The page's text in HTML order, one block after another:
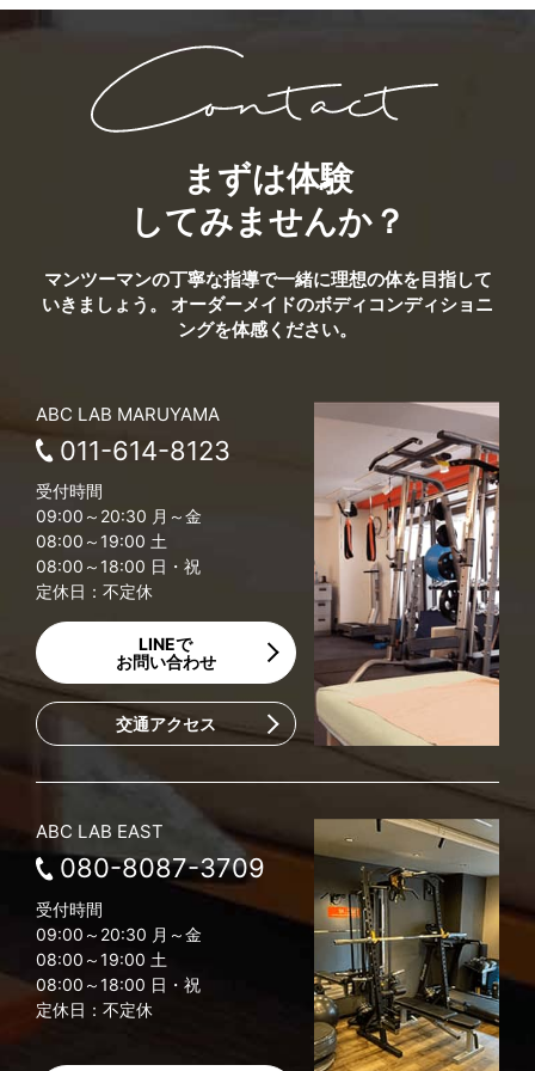
まずは体験
してみませんか？
マンツーマンの丁寧な指導で一緒に理想の体を目指して
いきましょう。
オーダーメイドのボディコンディショニ
ングを体感ください。
ABC LAB MARUYAMA
011-614-8123
受付時間
09:00～20:30 月～金
08:00～19:00 土
08:00～18:00 日・祝
定休日：不定休
LINEで
お問い合わせ
交通アクセス
ABC LAB EAST
080-8087-3709
受付時間
09:00～20:30 月～金
08:00～19:00 土
08:00～18:00 日・祝
定休日：不定休